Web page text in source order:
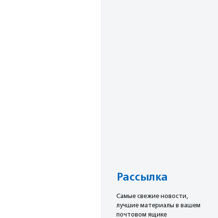
Рассылка
Cамые свежие новости,
лучшие материалы в вашем
почтовом ящике